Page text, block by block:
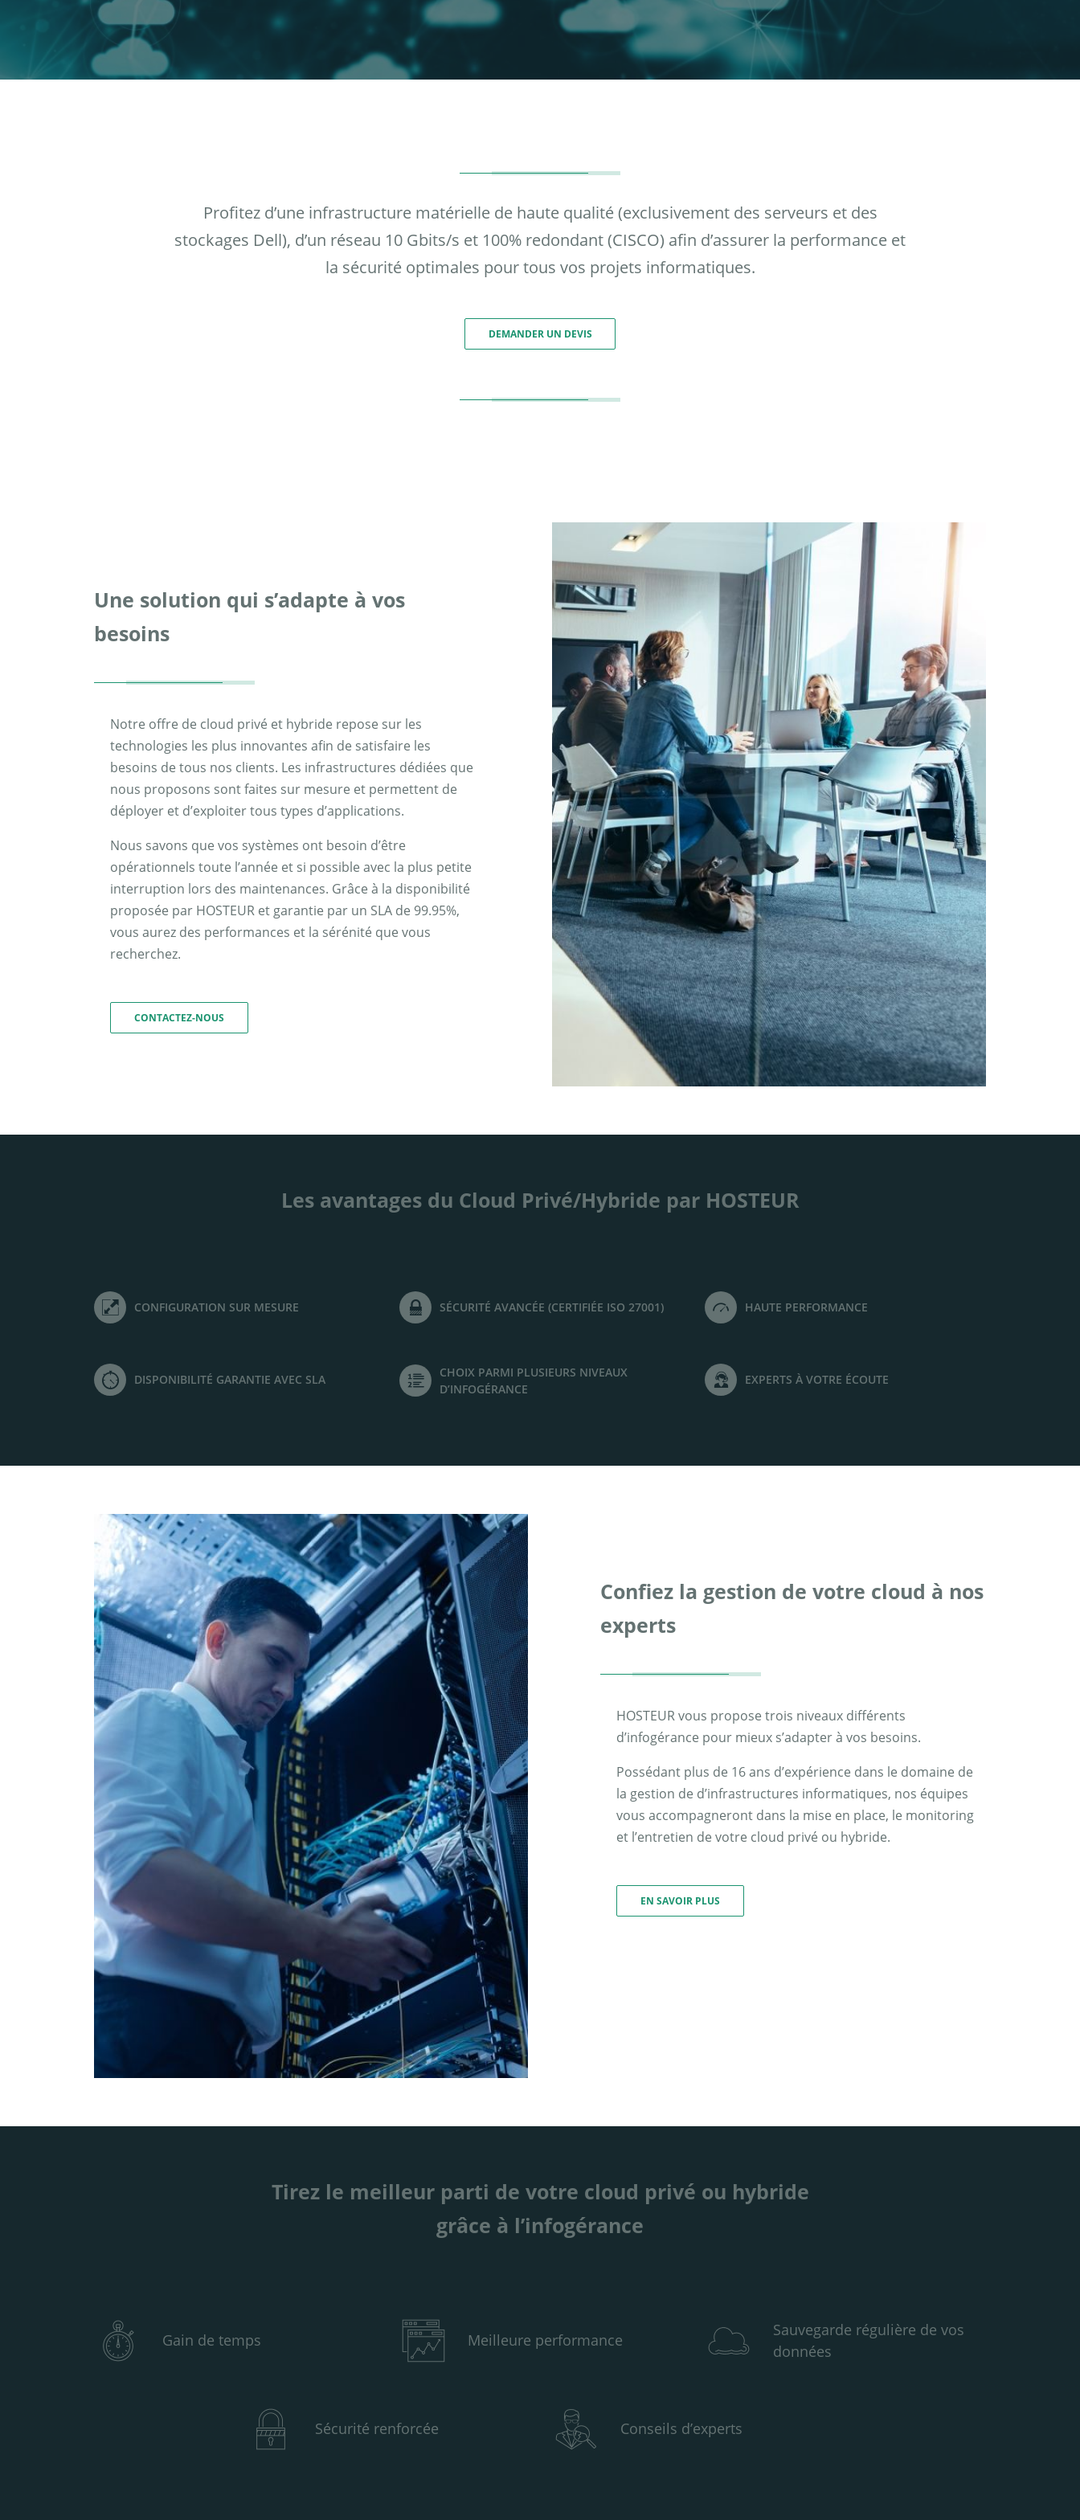
Profitez d’une infrastructure matérielle de haute qualité (exclusivement des serveurs et des
stockages Dell), d’un réseau 10 Gbits/s et 100% redondant (CISCO) afin d’assurer la performance et
la sécurité optimales pour tous vos projets informatiques.
DEMANDER UN DEVIS
Une solution qui s’adapte à vos
besoins
Notre offre de cloud privé et hybride repose sur les
technologies les plus innovantes afin de satisfaire les
besoins de tous nos clients. Les infrastructures dédiées que
nous proposons sont faites sur mesure et permettent de
déployer et d’exploiter tous types d’applications.
Nous savons que vos systèmes ont besoin d’être
opérationnels toute l’année et si possible avec la plus petite
interruption lors des maintenances. Grâce à la disponibilité
proposée par HOSTEUR et garantie par un SLA de 99.95%,
vous aurez des performances et la sérénité que vous
recherchez.
CONTACTEZ-NOUS
Les avantages du Cloud Privé/Hybride par HOSTEUR
CONFIGURATION SUR MESURE SÉCURITÉ AVANCÉE (CERTIFIÉE ISO 27001) HAUTE PERFORMANCE
DISPONIBILITÉ GARANTIE AVEC SLA
CHOIX PARMI PLUSIEURS NIVEAUX
D’INFOGÉRANCE
EXPERTS À VOTRE ÉCOUTE
Confiez la gestion de votre cloud à nos
experts
HOSTEUR vous propose trois niveaux différents
d’infogérance pour mieux s’adapter à vos besoins.
Possédant plus de 16 ans d’expérience dans le domaine de
la gestion de d’infrastructures informatiques, nos équipes
vous accompagneront dans la mise en place, le monitoring
et l’entretien de votre cloud privé ou hybride.
EN SAVOIR PLUS
Tirez le meilleur parti de votre cloud privé ou hybride
grâce à l’infogérance
Gain de temps Meilleure performance
Sauvegarde régulière de vos
données
Sécurité renforcée Conseils d’experts